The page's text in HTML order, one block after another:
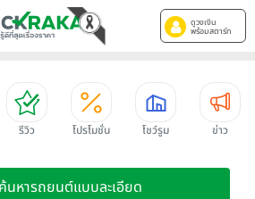
ดูวงเงิน
พร้อมสตาร์ท
รีวิว โปรโมชั่น โชว์รูม ข่าว
ค้นหารถยนต์แบบละเอียด